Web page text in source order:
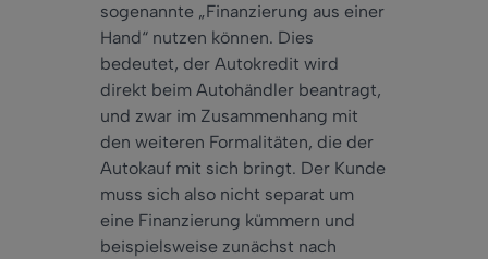
sogenannte „Finanzierung aus einer
Hand“ nutzen können. Dies
bedeutet, der Autokredit wird
direkt beim Autohändler beantragt,
und zwar im Zusammenhang mit
den weiteren Formalitäten, die der
Autokauf mit sich bringt. Der Kunde
muss sich also nicht separat um
eine Finanzierung kümmern und
beispielsweise zunächst nach